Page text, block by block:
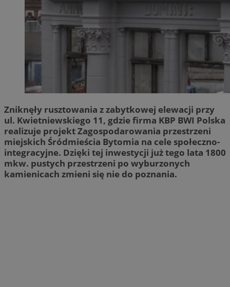
Zniknęły rusztowania z zabytkowej elewacji przy
ul. Kwietniewskiego 11, gdzie firma KBP BWI Polska
realizuje projekt Zagospodarowania przestrzeni
miejskich Śródmieścia Bytomia na cele społeczno-
integracyjne. Dzięki tej inwestycji już tego lata 1800
mkw. pustych przestrzeni po wyburzonych
kamienicach zmieni się nie do poznania.